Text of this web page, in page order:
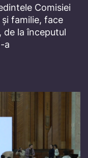
Comisiei
familie, face
la începutul
a